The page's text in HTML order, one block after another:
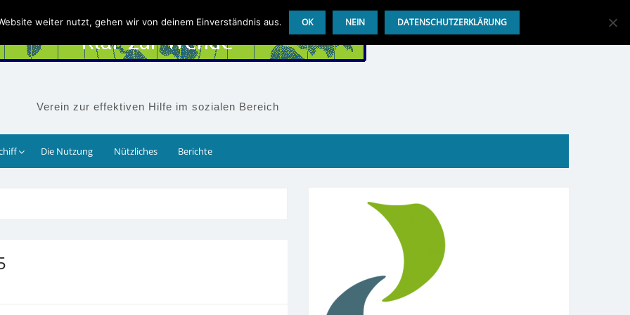
Verein zur effektiven Hilfe im sozialen Bereich
Die Nutzung Nützliches Berichte
weiter nutzt, gehen wir von deinem Einverständnis aus. OK NEIN DATENSCHUTZERKLÄRUNG